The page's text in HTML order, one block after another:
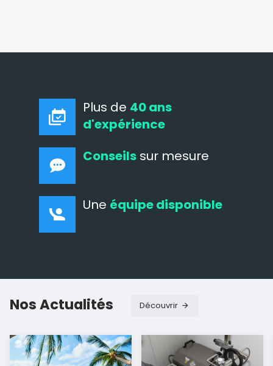
Plus de 40 ans
d'expérience
Conseils sur mesure
Une équipe disponible
Nos Actualités Découvrir